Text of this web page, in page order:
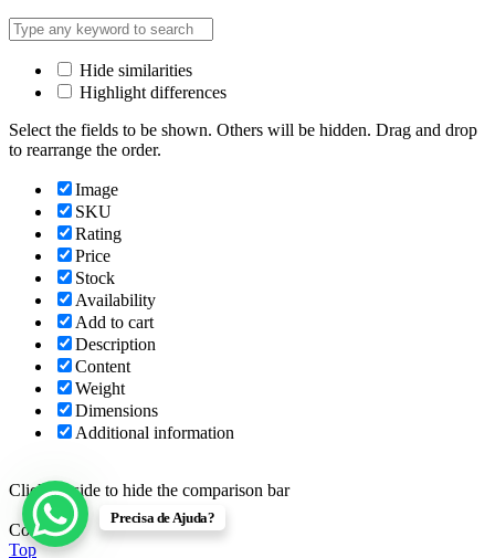
Precisa de Ajuda?
Hide similarities
Highlight differences
Select the fields to be shown. Others will be hidden. Drag and drop
to rearrange the order.
Image
SKU
Rating
Price
Stock
Availability
Add to cart
Description
Content
Weight
Dimensions
Additional information
Click outside to hide the comparison bar
Comparar
Top